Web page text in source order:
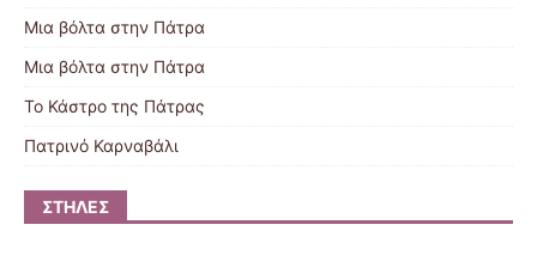
Μια βόλτα στην Πάτρα
Μια βόλτα στην Πάτρα
Το Κάστρο της Πάτρας
Πατρινό Καρναβάλι
ΣΤΉΛΕΣ